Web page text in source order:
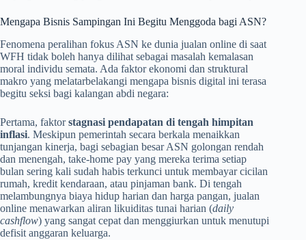
Mengapa Bisnis Sampingan Ini Begitu Menggoda bagi ASN?
Fenomena peralihan fokus ASN ke dunia jualan online di saat
WFH tidak boleh hanya dilihat sebagai masalah kemalasan
moral individu semata. Ada faktor ekonomi dan struktural
makro yang melatarbelakangi mengapa bisnis digital ini terasa
begitu seksi bagi kalangan abdi negara:
Pertama, faktorstagnasi pendapatan di tengah himpitan
inflasi. Meskipun pemerintah secara berkala menaikkan
tunjangan kinerja, bagi sebagian besar ASN golongan rendah
dan menengah, take-home pay yang mereka terima setiap
bulan sering kali sudah habis terkunci untuk membayar cicilan
rumah, kredit kendaraan, atau pinjaman bank. Di tengah
melambungnya biaya hidup harian dan harga pangan, jualan
online menawarkan aliran likuiditas tunai harian (daily
cashflow) yang sangat cepat dan menggiurkan untuk menutupi
defisit anggaran keluarga.